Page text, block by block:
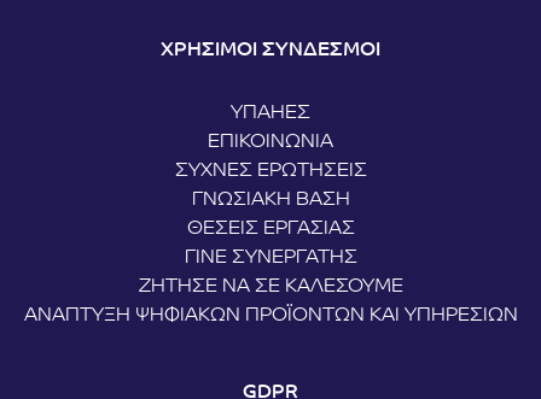
ΧΡΗΣΙΜΟΙ ΣΥΝΔΕΣΜΟΙ
ΥΠΑΗΕΣ
ΕΠΙΚΟΙΝΩΝΊΑ
ΣΥΧΝΈΣ ΕΡΩΤΉΣΕΙΣ
ΓΝΩΣΙΑΚΉ ΒΆΣΗ
ΘΈΣΕΙΣ ΕΡΓΑΣΊΑΣ
ΓΊΝΕ ΣΥΝΕΡΓΆΤΗΣ
ΖΉΤΗΣΕ ΝΑ ΣΕ ΚΑΛΈΣΟΥΜΕ
ΑΝΆΠΤΥΞΗ ΨΗΦΙΑΚΏΝ ΠΡΟΪΌΝΤΩΝ ΚΑΙ ΥΠΗΡΕΣΙΏΝ
GDPR